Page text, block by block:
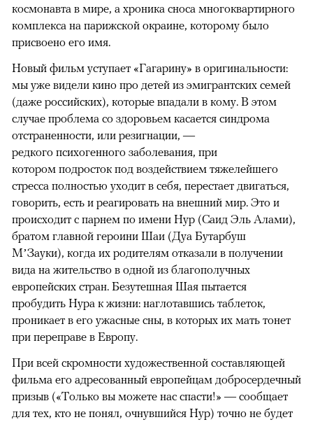
космонавта в мире, а хроника сноса многоквартирного
комплекса на парижской окраине, которому было
присвоено его имя.
Новый фильм уступает «Гагарину» в оригинальности:
мы уже видели кино про детей из эмигрантских семей
(даже российских), которые впадали в кому. В этом
случае проблема со здоровьем касается синдрома
отстраненности, или резигнации, —
редкого психогенного заболевания, при
котором подросток под воздействием тяжелейшего
стресса полностью уходит в себя, перестает двигаться,
говорить, есть и реагировать на внешний мир. Это и
происходит с парнем по имени Нур (Саид Эль Алами),
братом главной героини Шаи (Дуа Бутарбуш
М’Зауки), когда их родителям отказали в получении
вида на жительство в одной из благополучных
европейских стран. Безутешная Шая пытается
пробудить Нура к жизни: наглотавшись таблеток,
проникает в его ужасные сны, в которых их мать тонет
при переправе в Европу.
При всей скромности художественной составляющей
фильма его адресованный европейцам добросердечный
призыв («Только вы можете нас спасти!» — сообщает
для тех, кто не понял, очнувшийся Нур) точно не будет